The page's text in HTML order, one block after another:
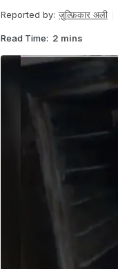
Reported by: ज़ुल्फ़िकार अली
Read Time: 2 mins